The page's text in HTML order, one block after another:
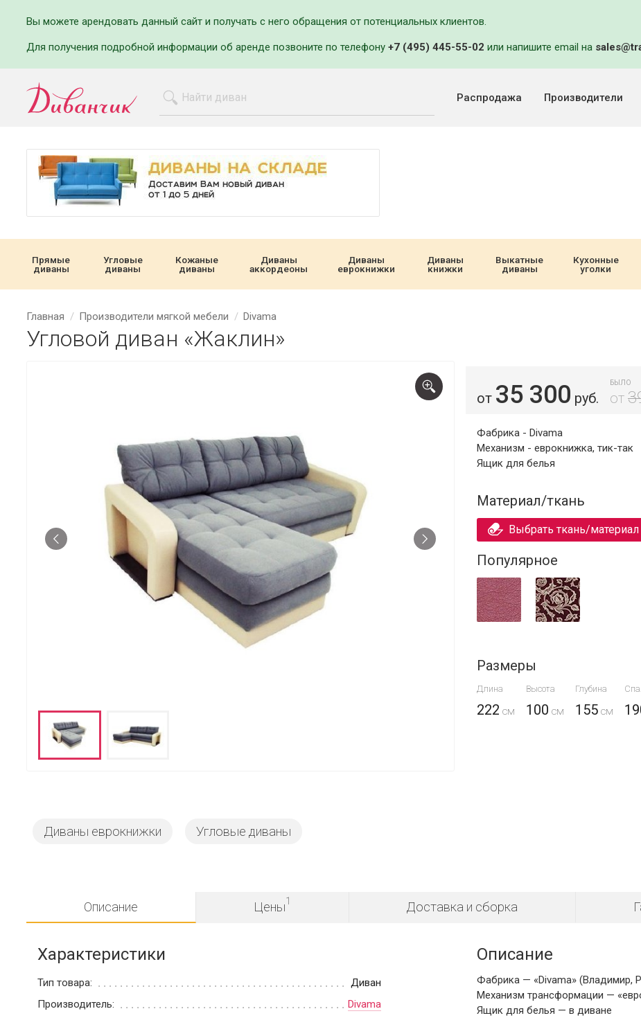
Вы можете арендовать данный сайт и получать с него обращения от потенциальных клиентов.
Для получения подробной информации об аренде позвоните по телефону +7 (495) 445-55-02 или напишите email на
Распродажа Производители
Прямые
диваны
Угловые
диваны
Кожаные
диваны
Диваны
аккордеоны
Диваны
еврокнижки
Диваны
книжки
Выкатные
диваны
Кухонные
уголки
Главная Производители мягкой мебели Divama
Угловой диван «Жаклин»
от 35 300 руб.
БЫЛО
от
Фабрика - Divama
Механизм - еврокнижка, тик-так
Ящик для белья
Материал/ткань
Выбрать ткань/материал
Популярное
Размеры
Длина Высота Глубина
222 100 155
Диваны еврокнижки Угловые диваны
Описание Цены1 Доставка и сборка
Характеристики
Тип товара:
Диван
Производитель:
Divama
Описание
Фабрика — «Divama» (Владимир,
Механизм трансформации —
Ящик для белья — в диване